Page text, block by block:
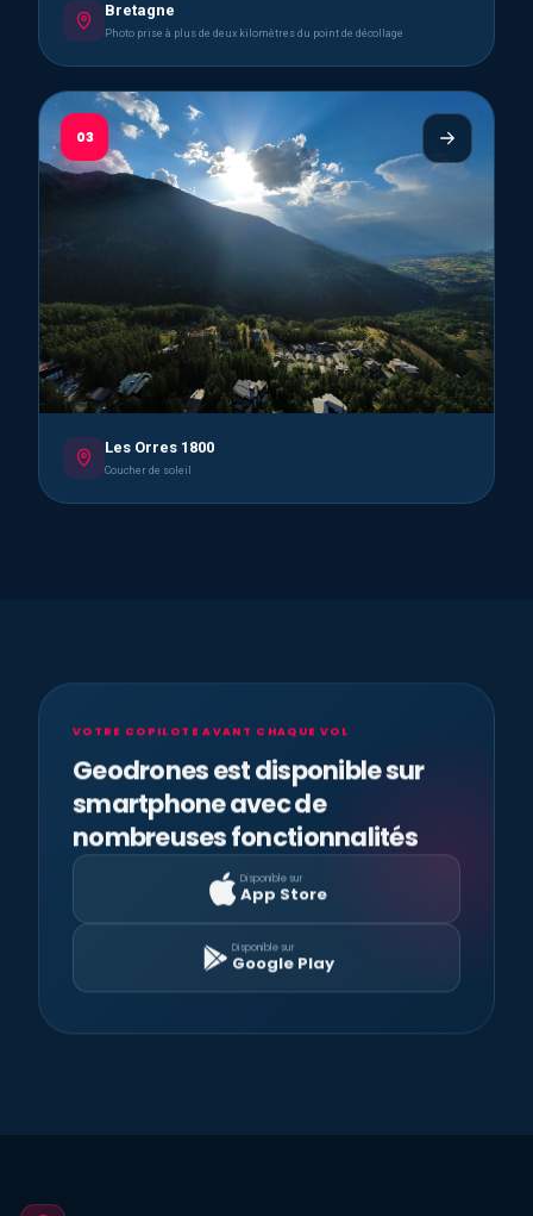
Bretagne
Photo prise à plus de deux kilomètres du point de décollage
03
Les Orres 1800
Coucher de soleil
VOTRE COPILOTE AVANT CHAQUE VOL
Geodrones est disponible sur
smartphone avec de
nombreuses fonctionnalités
Disponible sur
App Store
Disponible sur
Google Play